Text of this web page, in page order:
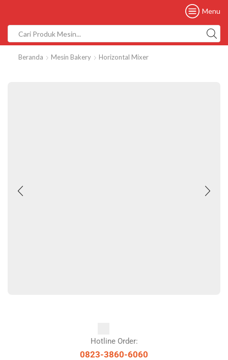
Menu
Beranda Mesin Bakery Horizontal Mixer
Hotline Order:
0823-3860-6060